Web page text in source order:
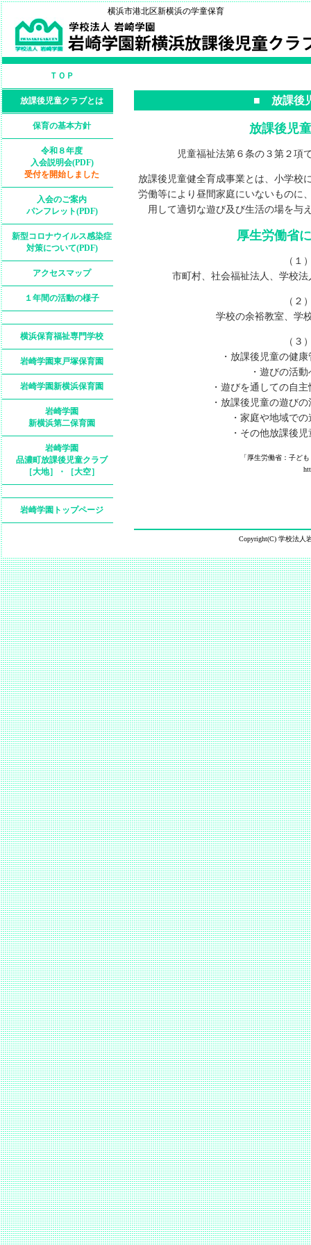
横浜市港北区新横浜の学童保育
ＴＯＰ
放課後児童クラブとは
保育の基本方針
令和８年度
入会説明会(PDF)
受付を開始しました
入会のご案内
パンフレット(PDF)
新型コロナウイルス感染症
対策について(PDF)
アクセスマップ
１年間の活動の様子
横浜保育福祉専門学校
岩崎学園東戸塚保育園
岩崎学園新横浜保育園
岩崎学園
新横浜第二保育園
岩崎学園
品濃町放課後児童クラブ
［大地］・［大空］
岩崎学園トップページ
■ 放課後
放課後児
児童福祉法第６条の３第２項
放課後児童健全育成事業とは、小学校
労働等により昼間家庭にいないものに
用して適切な遊び及び生活の場を与
厚生労働省
（１
市町村、社会福祉法人、学校法
（２
学校の余裕教室、学校
（３
・放課後児童の健康
・遊びの活動
・遊びを通しての自主
・放課後児童の遊びの
・家庭や地域での
・その他放課後児
「厚生労働省：子ど
Copyright(C) 学校法人